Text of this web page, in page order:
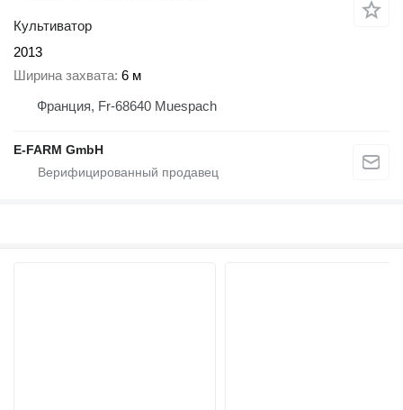
Культиватор
2013
Ширина захвата 6 м
Франция, Fr-68640 Muespach
E-FARM GmbH